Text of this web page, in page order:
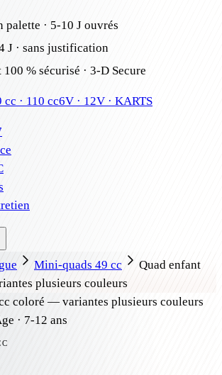
palette · 5-10 J ouvrés
J · sans justification
100 % sécurisé · 3-D Secure
cc · 110 cc6V · 12V · KARTS
Mini-quads 49 cc
Quad enfant
plusieurs couleurs
· 7-12 ans